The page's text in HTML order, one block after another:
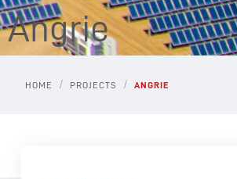
Angrie
HOME / PROJECTS / ANGRIE